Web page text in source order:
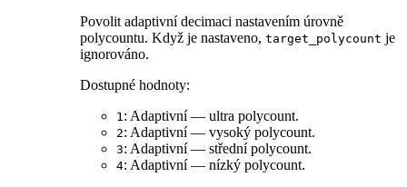
Povolit adaptivní decimaci nastavením úrovně
polycountu. Když je nastaveno, target_polycount je
ignorováno.
Dostupné hodnoty:
1: Adaptivní — ultra polycount.
2: Adaptivní — vysoký polycount.
3: Adaptivní — střední polycount.
4: Adaptivní — nízký polycount.